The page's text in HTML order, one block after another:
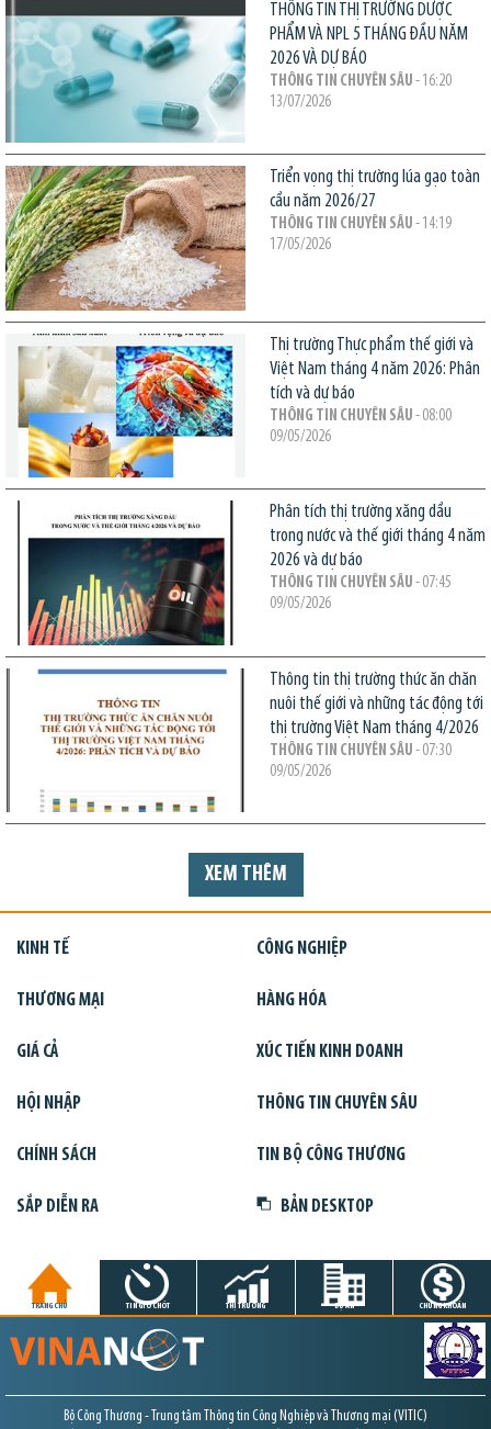
THÔNG TIN THỊ TRƯỜNG DƯỢC
PHẨM VÀ NPL 5 THÁNG ĐẦU NĂM
2026 VÀ DỰ BÁO
THÔNG TIN CHUYÊN SÂU - 16:20
13/07/2026
Triển vọng thị trường lúa gạo toàn
cầu năm 2026/27
THÔNG TIN CHUYÊN SÂU - 14:19
17/05/2026
Thị trường Thực phẩm thế giới và
Việt Nam tháng 4 năm 2026: Phân
tích và dự báo
THÔNG TIN CHUYÊN SÂU - 08:00
09/05/2026
Phân tích thị trường xăng dầu
trong nước và thế giới tháng 4 năm
2026 và dự báo
THÔNG TIN CHUYÊN SÂU - 07:45
09/05/2026
Thông tin thị trường thức ăn chăn
nuôi thế giới và những tác động tới
thị trường Việt Nam tháng 4/2026
THÔNG TIN CHUYÊN SÂU - 07:30
09/05/2026
XEM THÊM
KINH TẾ CÔNG NGHIỆP
THƯƠNG MẠI HÀNG HÓA
GIÁ CẢ XÚC TIẾN KINH DOANH
HỘI NHẬP THÔNG TIN CHUYÊN SÂU
CHÍNH SÁCH TIN BỘ CÔNG THƯƠNG
SẮP DIỄN RA BẢN DESKTOP
TRANG CHỦ TIN GIỜ CHÓT THỊ TRƯỜNG DỰ ÁN CHỨNG KHOÁN
Bộ Công Thương - Trung tâm Thông tin Công Nghiệp và Thương mại (VITIC)